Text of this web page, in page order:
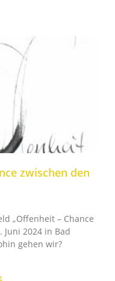
zwischen den
„Offenheit – Chance
Juni 2024 in Bad
gehen wir?